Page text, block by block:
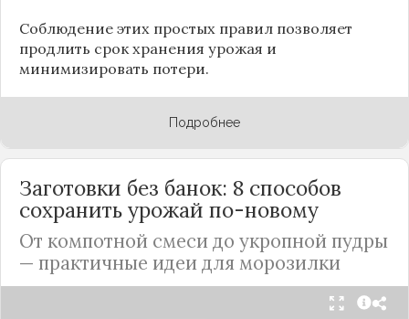
Соблюдение этих простых правил позволяет
продлить срок хранения урожая и
минимизировать потери.
Подробнее
Заготовки без банок: 8 способов
сохранить урожай по-новому
От компотной смеси до укропной пудры
— практичные идеи для морозилки